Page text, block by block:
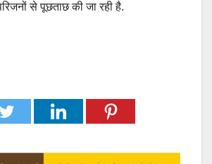
से पूछताछ की जा रही है.